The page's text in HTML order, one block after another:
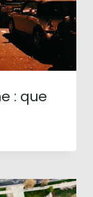
: que